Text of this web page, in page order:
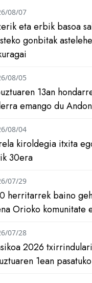
eta erbik basoa
gonbitak
08/07
13an
emango du
08/05
kiroldegia itxita
30era
08/04
herritarrek baino
Orioko komunitate
07/29
2026
1ean
07/28